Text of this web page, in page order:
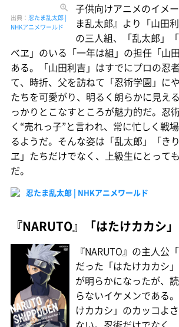
出典： 忍たま乱太郎 |
NHKアニメワールド
子供向けアニメのイメ
ま乱太郎』より「山田
の三人組、「乱太郎」
べヱ」のいる「一年は組」の担任「山
ある。「山田利吉」はすでにプロの忍
て、時折、父を訪ねて「忍術学園」に
たちを可愛がり、明るく朗らかに見え
っかりとこなすところが魅力的だ。忍
く“売れっ子”と言われ、常に忙しく戦
るようだ。そんな姿は「乱太郎」「き
ヱ」たちだけでなく、上級生にとって
だ。
忍たま乱太郎 | NHKアニメワールド
『NARUTO』「はたけカカシ」
『NARUTO』の主人公
だった「はたけカカシ
が明らかになったが、
らないイケメンである
けカカシ」のカッコよ